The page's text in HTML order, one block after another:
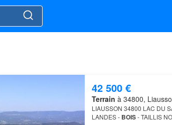
42 500 €
Terrain à 34800,
LIAUSSON 34800 LAC DU
LANDES - BOIS- TAILLIS